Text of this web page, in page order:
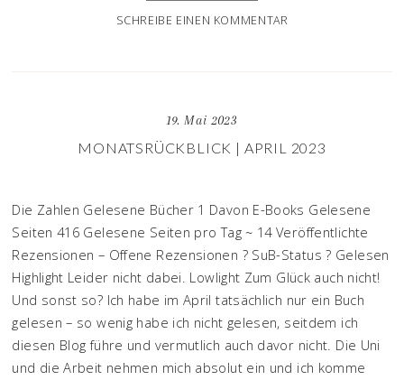
SCHREIBE EINEN KOMMENTAR
19. Mai 2023
MONATSRÜCKBLICK | APRIL 2023
Die Zahlen Gelesene Bücher 1 Davon E-Books Gelesene
Seiten 416 Gelesene Seiten pro Tag ~ 14 Veröffentlichte
Rezensionen – Offene Rezensionen ? SuB-Status ? Gelesen
Highlight Leider nicht dabei. Lowlight Zum Glück auch nicht!
Und sonst so? Ich habe im April tatsächlich nur ein Buch
gelesen – so wenig habe ich nicht gelesen, seitdem ich
diesen Blog führe und vermutlich auch davor nicht. Die Uni
und die Arbeit nehmen mich absolut ein und ich komme